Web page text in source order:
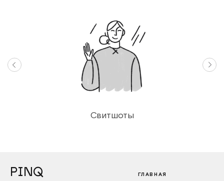
Свитшоты
PINQ ГЛАВНАЯ